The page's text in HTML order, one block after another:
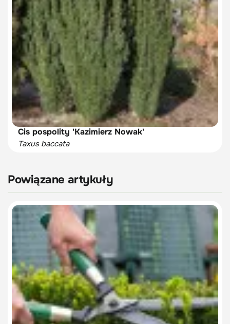
Cis pospolity 'Kazimierz Nowak'
Taxus baccata
Powiązane artykuły